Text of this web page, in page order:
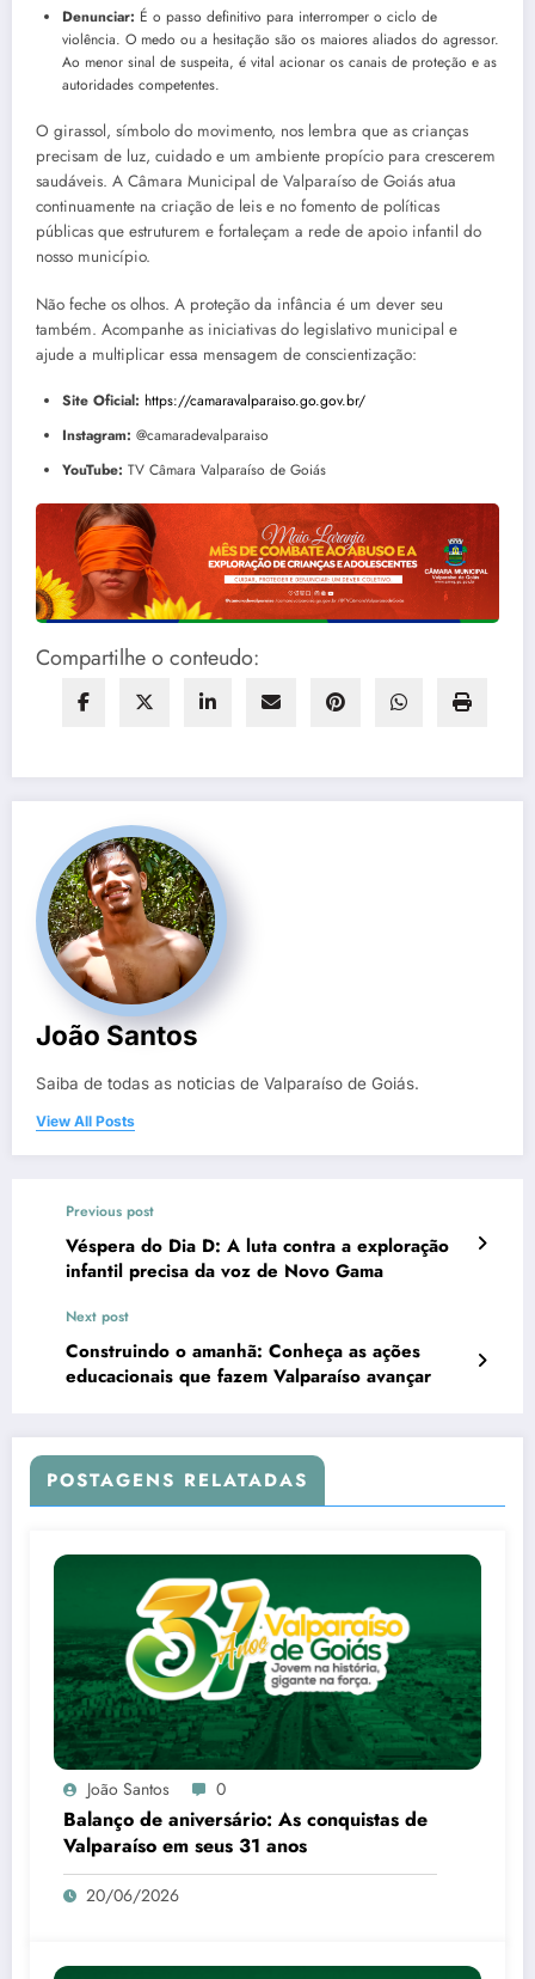
Denunciar: É o passo definitivo para interromper o ciclo de
violência. O medo ou a hesitação são os maiores aliados do agressor.
Ao menor sinal de suspeita, é vital acionar os canais de proteção e as
autoridades competentes.
O girassol, símbolo do movimento, nos lembra que as crianças
precisam de luz, cuidado e um ambiente propício para crescerem
saudáveis. A Câmara Municipal de Valparaíso de Goiás atua
continuamente na criação de leis e no fomento de políticas
públicas que estruturem e fortaleçam a rede de apoio infantil do
nosso município.
Não feche os olhos. A proteção da infância é um dever seu
também. Acompanhe as iniciativas do legislativo municipal e
ajude a multiplicar essa mensagem de conscientização:
Site Oficial: https://camaravalparaiso.go.gov.br/
Instagram: @camaradevalparaiso
YouTube: TV Câmara Valparaíso de Goiás
Compartilhe o conteudo:
João Santos
Saiba de todas as noticias de Valparaíso de Goiás.
View All Posts
Previous post
Véspera do Dia D: A luta contra a exploração
infantil precisa da voz de Novo Gama
Next post
Construindo o amanhã: Conheça as ações
educacionais que fazem Valparaíso avançar
POSTAGENS RELATADAS
João Santos 0
Balanço de aniversário: As conquistas de
Valparaíso em seus 31 anos
20/06/2026